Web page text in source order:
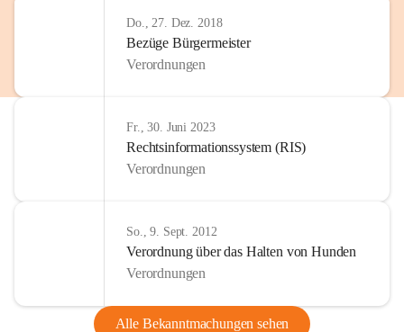
Do., 27. Dez. 2018
Bezüge Bürgermeister
Verordnungen
Fr., 30. Juni 2023
Rechtsinformationssystem (RIS)
Verordnungen
So., 9. Sept. 2012
Verordnung über das Halten von Hunden
Verordnungen
Alle Bekanntmachungen sehen